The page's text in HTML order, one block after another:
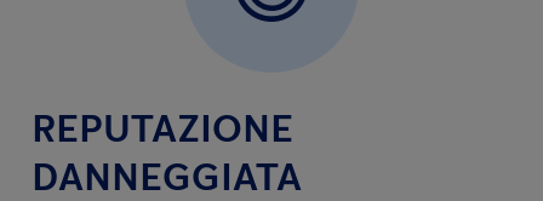
REPUTAZIONE
DANNEGGIATA